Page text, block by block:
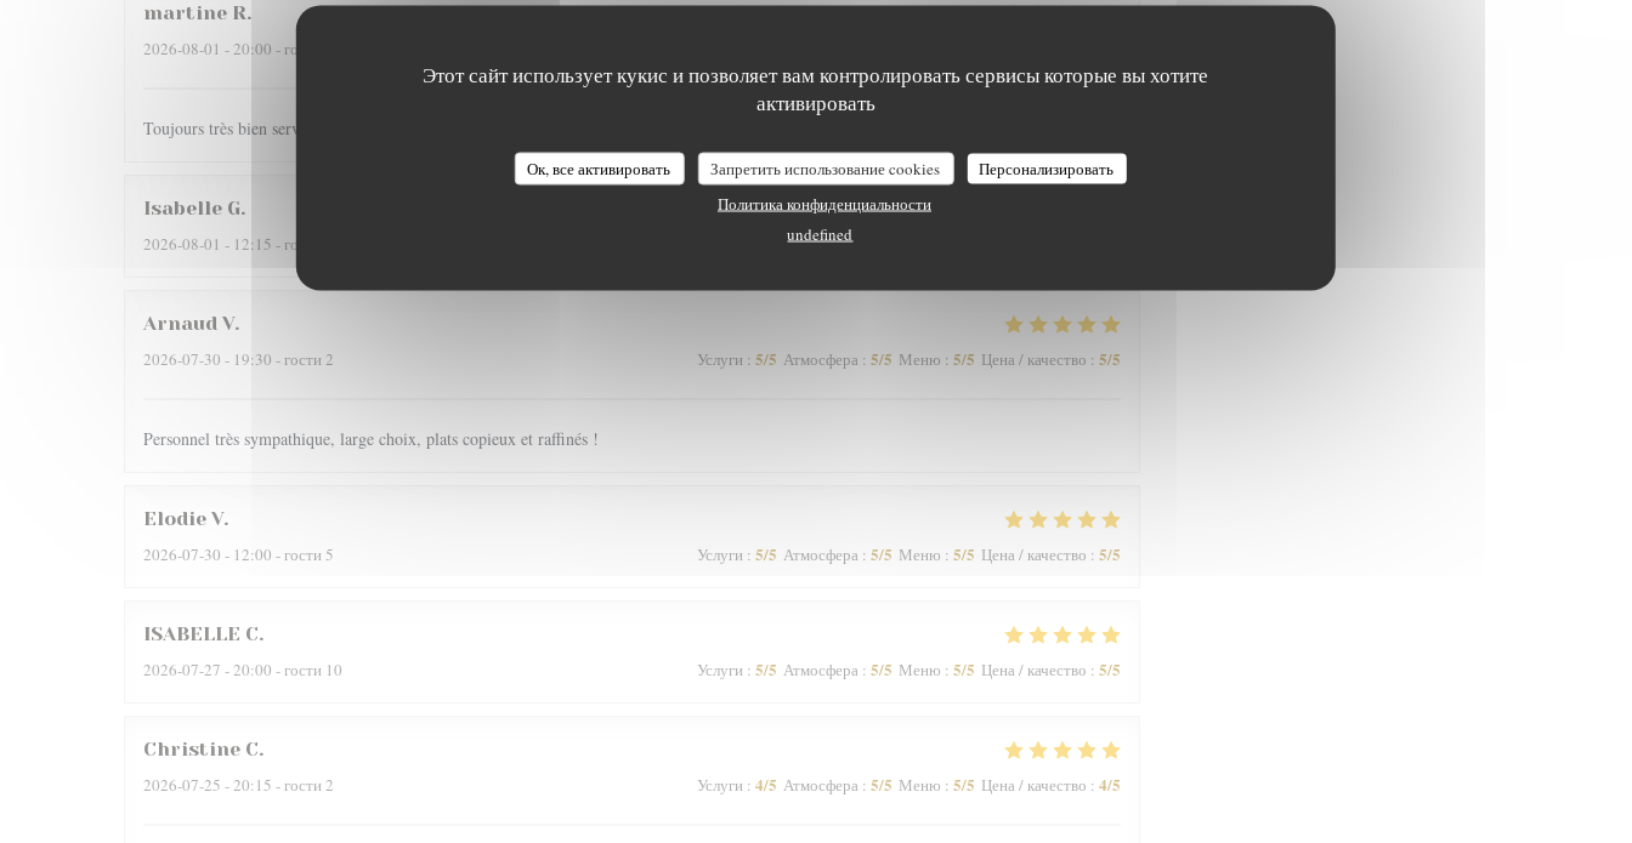
Этот сайт использует кукис и позволяет вам контролировать сервисы которые вы хотите
активировать
Ок, все активировать Запретить использование cookies
Персонализировать
Политика конфиденциальности
undefined
martine R
2026-08-01 - 20:00 - гости 2
Toujours très bien servi et un régal pour les papilles il y a pas mieux sur Grenoble rapport qualité-prix
Isabelle G
2026-08-01 - 12:15 - гости 4 Атмосфера
Arnaud V
2026-07-30 - 19:30 - гости 2 Услуги : 5/5 Атмосфера : 5/5 Меню : 5/5 Цена / качество : 5/5
Personnel très sympathique, large choix, plats copieux et raffinés !
Elodie V
2026-07-30 - 12:00 - гости 5 Услуги : 5/5 Атмосфера : 5/5 Меню : 5/5 Цена / качество : 5/5
ISABELLE C
2026-07-27 - 20:00 - гости 10 Услуги : 5/5 Атмосфера : 5/5 Меню : 5/5 Цена / качество : 5/5
Christine C
2026-07-25 - 20:15 - гости 2 Услуги : 4/5 Атмосфера : 5/5 Меню : 5/5 Цена / качество : 4/5
L'EPICURIEN